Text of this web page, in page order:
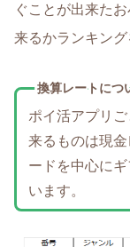
ぐことが出来た
来るかランキング
換算レートにつ
ポイ活アプリ
来るものは現
ードを中心に
います。